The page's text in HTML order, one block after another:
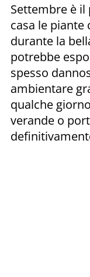
Settembre è
casa le piante
durante la
potrebbe
spesso
ambientare
qualche
verande o